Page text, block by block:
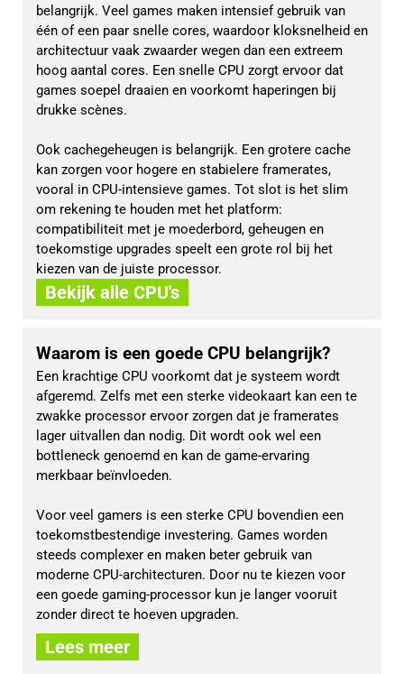
belangrijk. Veel games maken intensief gebruik van
één of een paar snelle cores, waardoor kloksnelheid en
architectuur vaak zwaarder wegen dan een extreem
hoog aantal cores. Een snelle CPU zorgt ervoor dat
games soepel draaien en voorkomt haperingen bij
drukke scènes.
Ook cachegeheugen is belangrijk. Een grotere cache
kan zorgen voor hogere en stabielere framerates,
vooral in CPU-intensieve games. Tot slot is het slim
om rekening te houden met het platform:
compatibiliteit met je moederbord, geheugen en
toekomstige upgrades speelt een grote rol bij het
kiezen van de juiste processor.
Bekijk alle CPU's
Waarom is een goede CPU belangrijk?
Een krachtige CPU voorkomt dat je systeem wordt
afgeremd. Zelfs met een sterke videokaart kan een te
zwakke processor ervoor zorgen dat je framerates
lager uitvallen dan nodig. Dit wordt ook wel een
bottleneck genoemd en kan de game-ervaring
merkbaar beïnvloeden.
Voor veel gamers is een sterke CPU bovendien een
toekomstbestendige investering. Games worden
steeds complexer en maken beter gebruik van
moderne CPU-architecturen. Door nu te kiezen voor
een goede gaming-processor kun je langer vooruit
zonder direct te hoeven upgraden.
Lees meer